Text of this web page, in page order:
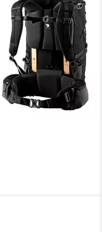
lieferbar - in 2-3 Werktagen bei dir